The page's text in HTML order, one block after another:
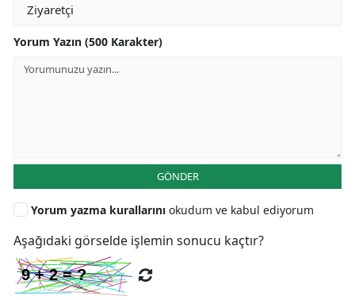
Yorum Yazın (500 Karakter)
GÖNDER
Yorum yazma kurallarını okudum ve kabul ediyorum
Aşağıdaki görselde işlemin sonucu kaçtır?